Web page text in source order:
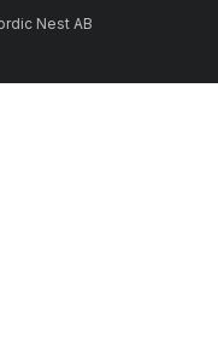
Nest AB